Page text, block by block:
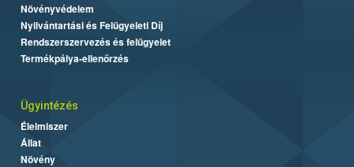
Növényvédelem
Nyilvántartási és Felügyeleti Díj
Rendszerszervezés és felügyelet
Termékpálya-ellenőrzés
Ügyintézés
Élelmiszer
Állat
Növény